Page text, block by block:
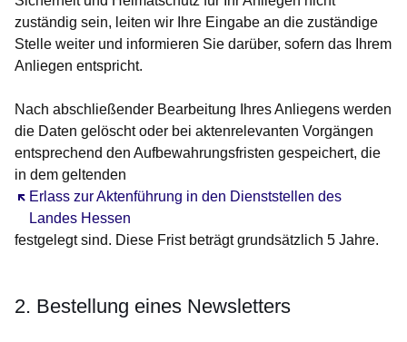
zuständig sein, leiten wir Ihre Eingabe an die zuständige
Stelle weiter und informieren Sie darüber, sofern das Ihrem
Anliegen entspricht.
Nach abschließender Bearbeitung Ihres Anliegens werden
die Daten gelöscht oder bei aktenrelevanten Vorgängen
entsprechend den Aufbewahrungsfristen gespeichert, die
in dem geltenden
Erlass zur Aktenführung in den Dienststellen des
Landes Hessen
Öffnet sich in einem neuen Fenster
festgelegt sind. Diese Frist beträgt grundsätzlich 5 Jahre.
2. Bestellung eines Newsletters